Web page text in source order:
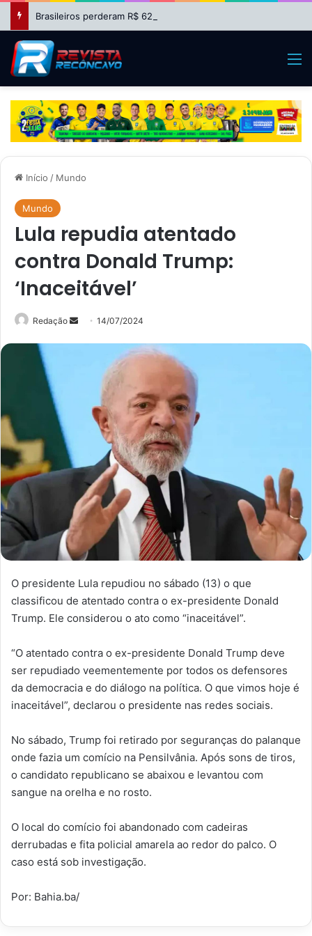
Início / Mundo
Mundo
Lula repudia atentado
contra Donald Trump:
‘Inaceitável’
Redação
Mande14/07/2024
O presidente Lula repudiou no sábado (13) o que
classificou de atentado contra o ex-presidente Donald
Trump. Ele considerou o ato como “inaceitável”.
“O atentado contra o ex-presidente Donald Trump deve
ser repudiado veementemente por todos os defensores
da democracia e do diálogo na política. O que vimos hoje é
inaceitável”, declarou o presidente nas redes sociais.
No sábado, Trump foi retirado por seguranças do palanque
onde fazia um comício na Pensilvânia. Após sons de tiros,
o candidato republicano se abaixou e levantou com
sangue na orelha e no rosto.
O local do comício foi abandonado com cadeiras
derrubadas e fita policial amarela ao redor do palco. O
caso está sob investigação.
Por: Bahia.ba/